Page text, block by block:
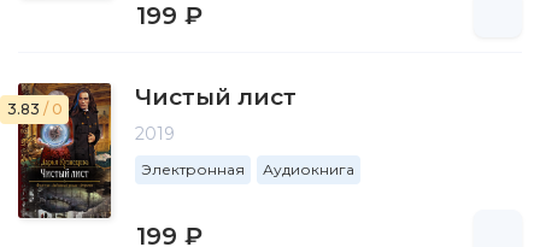
199 ₽
3.83 / 0 Чистый лист
2019
Электронная Аудиокнига
199 ₽